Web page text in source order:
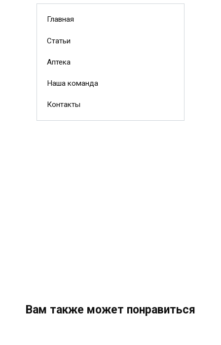
Главная
Статьи
Аптека
Наша команда
Контакты
Вам также может понравиться